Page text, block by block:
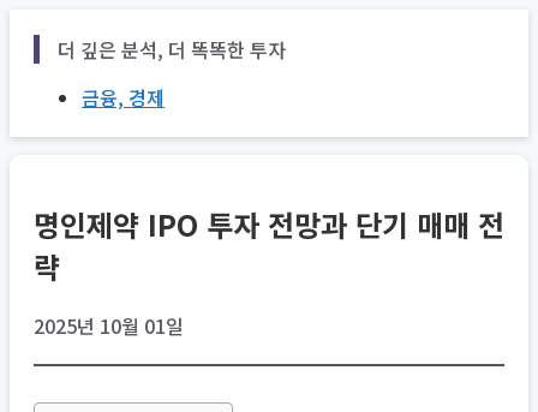
더 깊은 분석, 더 똑똑한 투자
금융, 경제
명인제약 IPO 투자 전망과 단기 매매 전
략
2025년 10월 01일